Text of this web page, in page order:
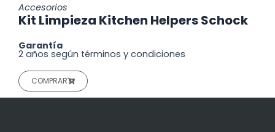
Accesorios
Kit Limpieza Kitchen Helpers Schock
Garantía
2 años según términos y condiciones
COMPRAR